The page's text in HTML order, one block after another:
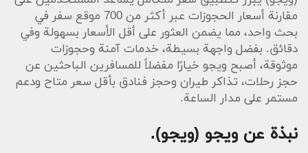
مقارنة أسعار الحجوزات عبر أكثر من 700 موقع سفر في
بحث واحد، مما يضمن العثور على أقل الأسعار بسهولة وفي
دقائق. بفضل واجهة بسيطة، خدمات آمنة وحجوزات
موثوقة، أصبح ويجو خيارًا مفضلاً للمسافرين الباحثين عن
حجز رحلات، تذاكر طيران وحجز فنادق بأقل سعر متاح ودعم
مستمر على مدار الساعة.
نبذة عن ويجو (ويجو).